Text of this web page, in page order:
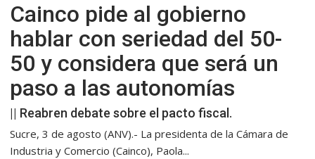
Cainco pide al gobierno
hablar con seriedad del 50-
50 y considera que será un
paso a las autonomías
|| Reabren debate sobre el pacto fiscal.
Sucre, 3 de agosto (ANV).- La presidenta de la Cámara de
Industria y Comercio (Cainco), Paola...